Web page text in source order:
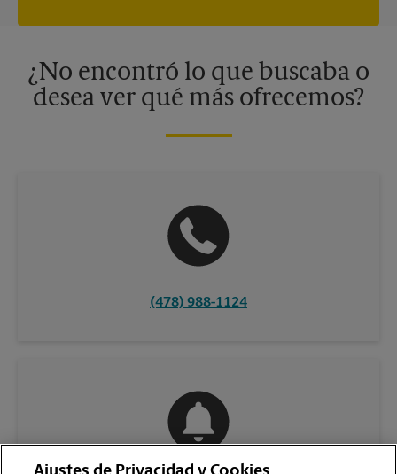
¿No encontró lo que buscaba o
desea ver qué más ofrecemos?
(478) 988-1124